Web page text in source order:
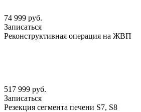
74 999 руб.
Записаться
Реконструктивная операция на ЖВП
517 999 руб.
Записаться
Резекция сегмента печени S7, S8